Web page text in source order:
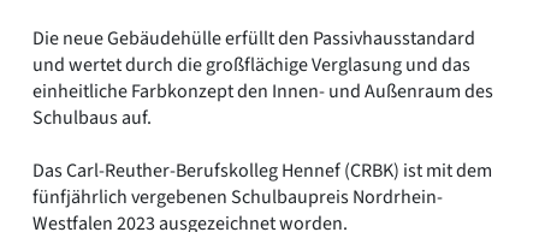
Die neue Gebäudehülle erfüllt den Passivhausstandard
und wertet durch die großflächige Verglasung und das
einheitliche Farbkonzept den Innen- und Außenraum des
Schulbaus auf.
Das Carl-Reuther-Berufskolleg Hennef (CRBK) ist mit dem
fünfjährlich vergebenen Schulbaupreis Nordrhein-
Westfalen 2023 ausgezeichnet worden.